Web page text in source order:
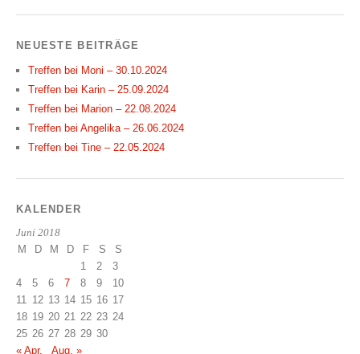
NEUESTE BEITRÄGE
Treffen bei Moni – 30.10.2024
Treffen bei Karin – 25.09.2024
Treffen bei Marion – 22.08.2024
Treffen bei Angelika – 26.06.2024
Treffen bei Tine – 22.05.2024
KALENDER
Juni 2018
M D M D F S
S
1
2
3
4
5 6 7 8 9
10
11
12 13 14 15 16 17
18 19 20 21 22 23 24
25 26 27 28 29 30
« Apr.
Aug. »